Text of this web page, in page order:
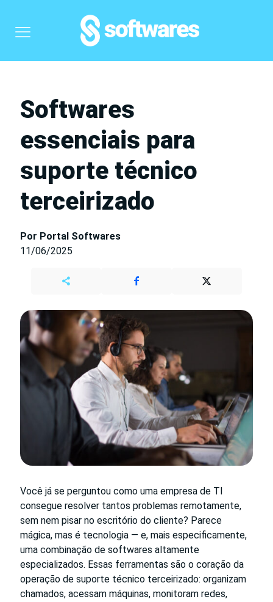
Softwares
essenciais para
suporte técnico
terceirizado
Por Portal Softwares
11/06/2025
Você já se perguntou como uma empresa de TI
consegue resolver tantos problemas remotamente,
sem nem pisar no escritório do cliente? Parece
mágica, mas é tecnologia — e, mais especificamente,
uma combinação de softwares altamente
especializados. Essas ferramentas são o coração da
operação de suporte técnico terceirizado: organizam
chamados, acessam máquinas, monitoram redes,